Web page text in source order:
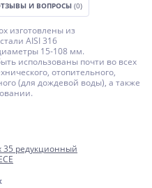
И ВОПРОСЫ (0)
изготовлены из
AISI 316
15-108 мм.
использованы почти во всех
отопительного,
(для дождевой воды), а также
35 редукционный